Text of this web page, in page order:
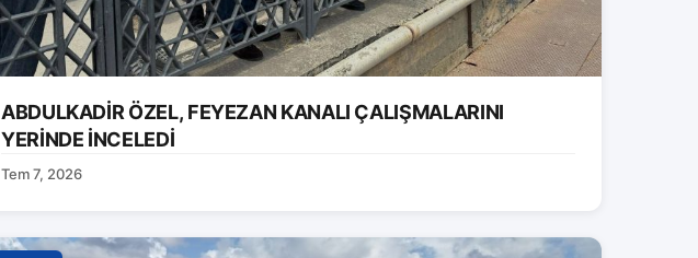
ABDULKADİR ÖZEL, FEYEZAN KANALI ÇALIŞMALARINI
YERİNDE İNCELEDİ
Tem 7, 2026